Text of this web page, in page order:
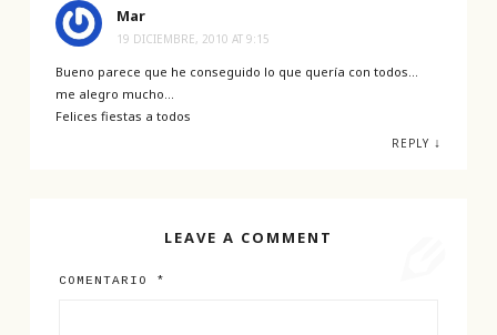
Mar
19 DICIEMBRE, 2010 AT 9:15
Bueno parece que he conseguido lo que quería con todos…
me alegro mucho…
Felices fiestas a todos
REPLY ↓
LEAVE A COMMENT
COMENTARIO *